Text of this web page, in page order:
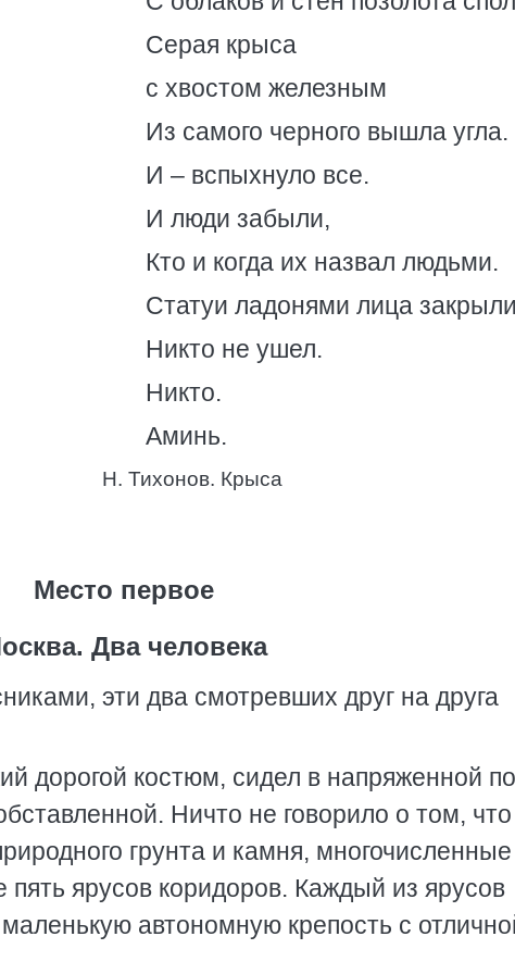
Серая крыса
с хвостом железным
Из самого черного вышла угла.
И – вспыхнуло все.
И люди забыли,
Кто и когда их назвал людьми.
Статуи ладонями лица
Никто не ушел.
Никто.
Аминь.
Н. Тихонов. Крыса
Место первое
Два человека
эти два смотревших друг на друга
дорогой костюм, сидел в напряженной
Ничто не говорило о том,
грунта и камня, многочисленные
ярусов коридоров. Каждый из ярусов
автономную крепость с